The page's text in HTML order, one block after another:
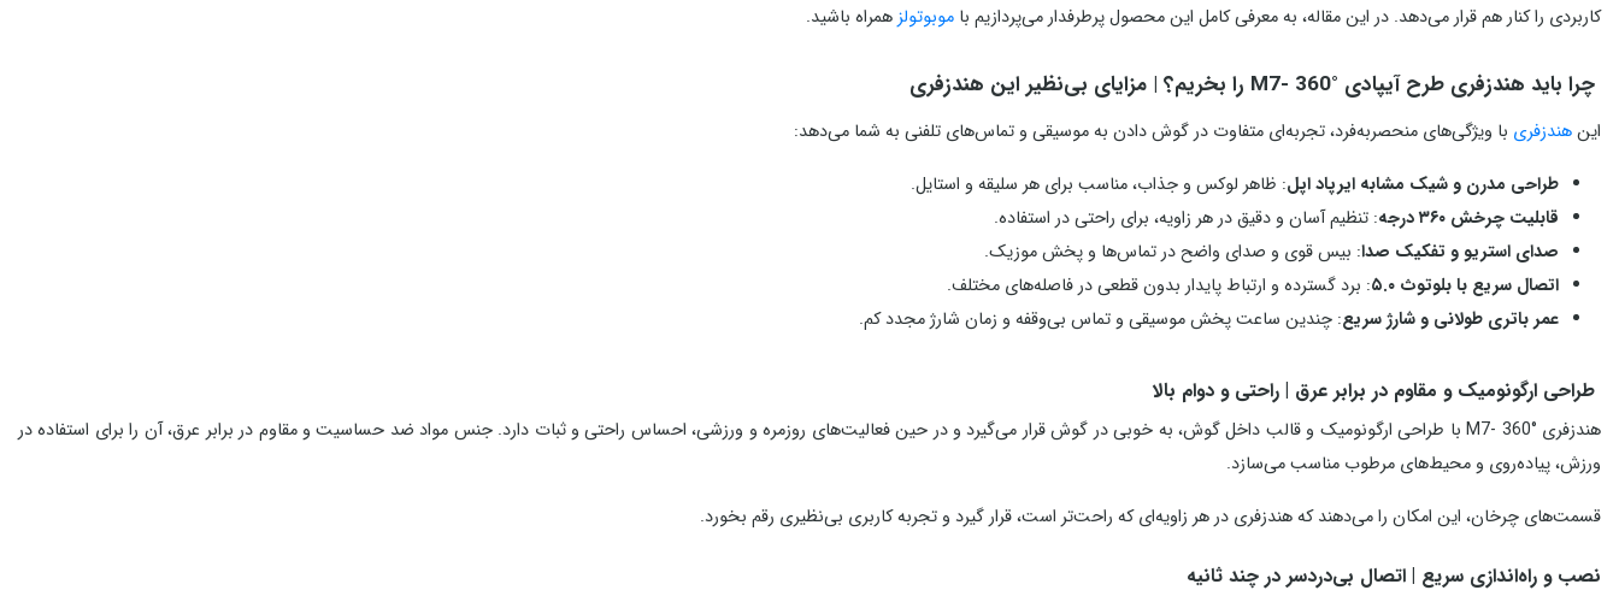
کاربردی را کنار هم قرار می‌دهد. در این مقاله، به معرفی کامل این محصول پرطرفدار می‌پردازیم با موبوتولزهمراه باشید.
چرا باید هندزفری طرح آیپادی M7- 360° را بخریم؟ | مزایای بی‌نظیر این هندزفری
اینهندزفری با ویژگی‌های منحصربه‌فرد، تجربه‌ای متفاوت در گوش دادن به موسیقی و تماس‌های تلفنی به شما می‌دهد:
طراحی مدرن و شیک مشابه ایرپاد اپل: ظاهر لوکس و جذاب، مناسب برای هر سلیقه و استایل.
قابلیت چرخش ۳۶۰ درجه
: تنظیم آسان و دقیق در هر زاویه، برای راحتی در استفاده.
صدای استریو و تفکیک صدا: بیس قوی و صدای واضح در تماس‌ها و پخش موزیک.
اتصال سریع با بلوتوث ۵.۰
: برد گسترده و ارتباط پایدار بدون قطعی در فاصله‌های مختلف.
عمر باتری طولانی و شارژ سریع: چندین ساعت پخش موسیقی و تماس بی‌وقفه و زمان شارژ مجدد کم.
طراحی ارگونومیک و مقاوم در برابر عرق | راحتی و دوام بالا
هندزفری M7- 360° با طراحی ارگونومیک و قالب داخل گوش، به خوبی در گوش قرار می‌گیرد و در حین فعالیت‌های روزمره و ورزشی، احساس راحتی و ثبات دارد. جنس مواد ضد حساسیت و مقاوم در برابر عرق، آن را برای استفاده در
ورزش، پیاده‌روی و محیط‌های مرطوب مناسب می‌سازد.
قسمت‌های چرخان، این امکان را می‌دهند که هندزفری در هر زاویه‌ای که راحت‌تر است، قرار گیرد و تجربه کاربری بی‌نظیری رقم بخورد.
نصب و راه‌اندازی سریع | اتصال بی‌دردسر در چند ثانیه